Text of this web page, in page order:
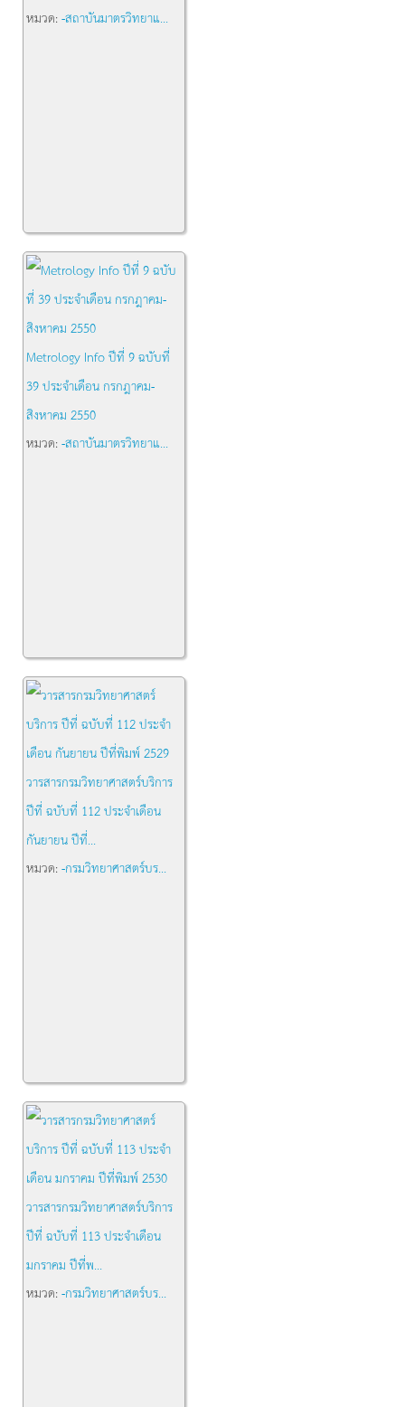
หมวด:-สถาบันมาตรวิทยาแ...
Metrology Info ปีที่ 9 ฉบับที่
39 ประจำเดือน กรกฎาคม-
สิงหาคม 2550
หมวด:-สถาบันมาตรวิทยาแ...
วารสารกรมวิทยาศาสตร์บริการ
ปีที่ ฉบับที่ 112 ประจำเดือน
กันยายน ปีที่...
หมวด:-กรมวิทยาศาสตร์บร...
วารสารกรมวิทยาศาสตร์บริการ
ปีที่ ฉบับที่ 113 ประจำเดือน
มกราคม ปีที่พ...
หมวด:-กรมวิทยาศาสตร์บร...